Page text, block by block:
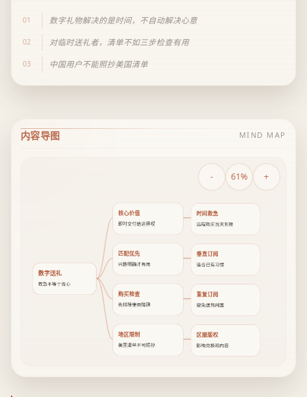
01 数字礼物解决的是时间，不自动解决心意
02 对临时送礼者，清单不如三步检查有用
03 中国用户不能照抄美国清单
内容导图 MIND MAP
- 61% +
数字送礼
救急不等于省心
核心价值
即时交付给选择权
时间救急
远程购买当天到账
匹配优先
兴趣明确才有用
垂直订阅
适合已有习惯
购买检查
先排除使用障碍
重复订阅
避免送到闲置
地区限制
美国清单不可照抄
区服版权
影响兑换和内容